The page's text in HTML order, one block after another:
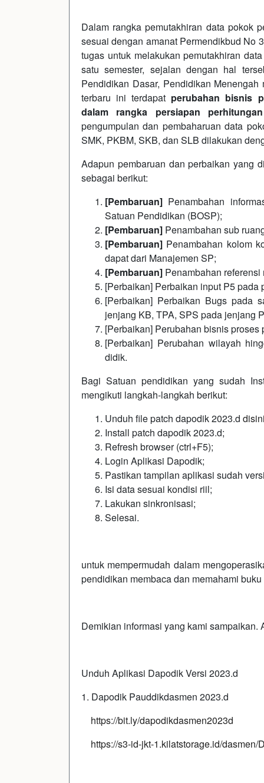
Dalam rangka pemutakhiran data pokok
sesuai dengan amanat Permendikbud No
tugas untuk melakukan pemutakhiran
satu semester, sejalan dengan hal
Pendidikan Dasar, Pendidikan
terbaru ini terdapat perubahan bisnis
dalam rangka persiapan
pengumpulan dan pembaharuan data
SMK, PKBM, SKB, dan SLB dilakukan
Adapun pembaruan dan perbaikan yang
sebagai berikut:
[Pembaruan] Penambahan
Satuan Pendidikan (BOSP);
[Pembaruan] Penambahan sub
[Pembaruan] Penambahan kolom
dapat dari Manajemen SP;
[Pembaruan] Penambahan
[Perbaikan] Perbaikan input P5
[Perbaikan] Perbaikan Bugs pada
jenjang KB, TPA, SPS pada jenjang
[Perbaikan] Perubahan bisnis
[Perbaikan] Perubahan wilayah
didik.
Bagi Satuan pendidikan yang sudah
mengikuti langkah-langkah berikut:
Unduh file patch dapodik 2023.d
Install patch dapodik 2023.d;
Refresh browser (ctrl+F5);
Login Aplikasi Dapodik;
Pastikan tampilan aplikasi sudah
Isi data sesuai kondisi riil;
Lakukan sinkronisasi;
Selesai.
untuk mempermudah dalam
pendidikan membaca dan memahami
Demikian informasi yang kami
Unduh Aplikasi Dapodik Versi 2023.d
1. Dapodik Pauddikdasmen 2023.d
https://bit.ly/dapodikdasmen2023d
https://s3-id-jkt-1.kilatstorage.id/